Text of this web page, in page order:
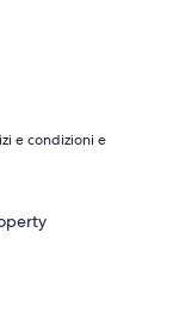
e condizioni e